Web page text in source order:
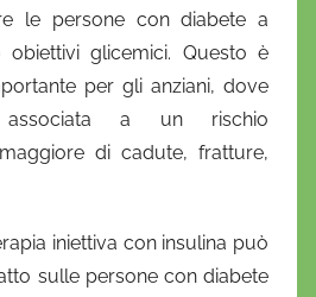
le persone con diabete a
glicemici. Questo è
per gli anziani, dove
associata a un rischio
di cadute, fratture,
iniettiva con insulina può
sulle persone con diabete